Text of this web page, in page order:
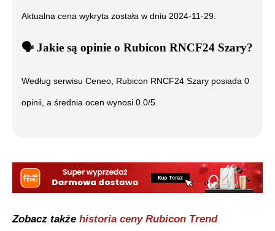
Aktualna cena wykryta została w dniu 2024-11-29
🗣️ ️ Jakie są opinie o Rubicon RNCF24 Szary?
Według serwisu Ceneo, Rubicon RNCF24 Szary posiada 0
opinii, a średnia ocen wynosi 0.0/5.
Zobacz także historia ceny Rubicon Trend